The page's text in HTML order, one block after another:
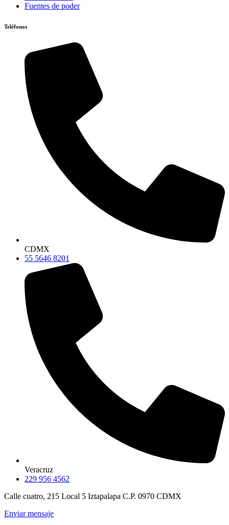
Fuentes de poder
Teléfonos
CDMX
55 5646 8201
Veracruz
229 956 4562
Calle cuatro, 215 Local 5 Iztapalapa C.P. 0970 CDMX
Enviar mensaje